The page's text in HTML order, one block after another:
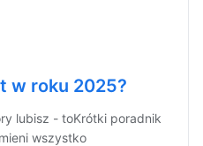
w roku 2025?
lubisz - toKrótki poradnik
wszystko